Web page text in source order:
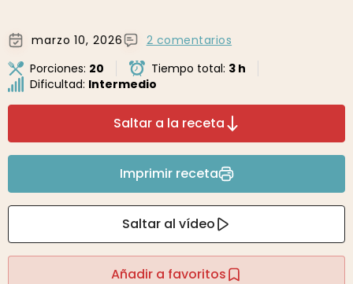
marzo 10, 2026
2 comentarios
Porciones: 20 Tiempo total: 3 h
Dificultad: Intermedio
Saltar a la receta
Imprimir receta
Saltar al vídeo
Añadir a favoritos